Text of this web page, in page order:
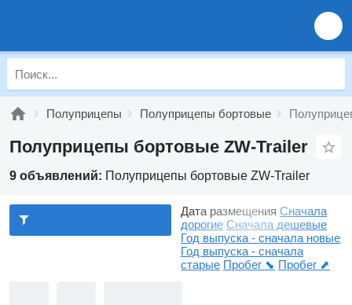
Полуприцепы Полуприцепы бортовые
Полуприцепы бортовые ZW-Trailer
9 объявлений: Полуприцепы бортовые ZW-Trailer
Дата размещения Сначала
дорогие Сначала дешевые
Год выпуска - сначала новые
Год выпуска - сначала
старые Пробег ⬊ Пробег ⬈